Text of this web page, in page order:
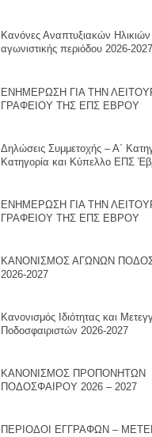
Κανόνες Αναπτυξιακών Ηλικιών
αγωνιστικής περιόδου 2026-2027
ΕΝΗΜΕΡΩΣΗ ΓΙΑ ΤΗΝ
ΓΡΑΦΕΙΟΥ ΤΗΣ ΕΠΣ ΕΒΡΟΥ
Δηλώσεις Συμμετοχής – Α΄
Κατηγορία και Κύπελλο ΕΠΣ
ΕΝΗΜΕΡΩΣΗ ΓΙΑ ΤΗΝ
ΓΡΑΦΕΙΟΥ ΤΗΣ ΕΠΣ ΕΒΡΟΥ
ΚΑΝΟΝΙΣΜΟΣ ΑΓΩΝΩΝ
2026-2027
Κανονισμός Ιδιότητας και
Ποδοσφαιριστών 2026-2027
ΚΑΝΟΝΙΣΜΟΣ ΠΡΟΠΟΝΗΤΩΝ
ΠΟΔΟΣΦΑΙΡΟΥ 2026 – 2027
ΠΕΡΙΟΔΟΙ ΕΓΓΡΑΦΩΝ –